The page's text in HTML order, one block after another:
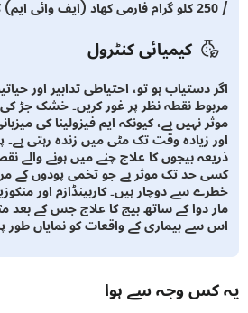
کیمیائی کنٹرول
دستیاب ہو تو، احتیاطی تدابیر اور حیاتیاتی
نقطہ نظر پر غور کریں۔ خشک جڑ کی سڑن کا
نہیں ہے، کیونکہ ایم فیزولینا کی میزبانی
زیادہ وقت تک مٹی میں زندہ رہتی ہے۔
بیجوں کا علاج چنے میں ہونے والے نقصانات
حد تک موثر ہے جو تخمی پودوں کے مرحلے
سے دوچار ہیں۔ کاربینڈازم اور منکوزیب
دوا کے ساتھ بیج کا علاج جس کے بعد مٹی کی
بیماری کے واقعات کو نمایاں طور پر کم
وجہ سے ہوا